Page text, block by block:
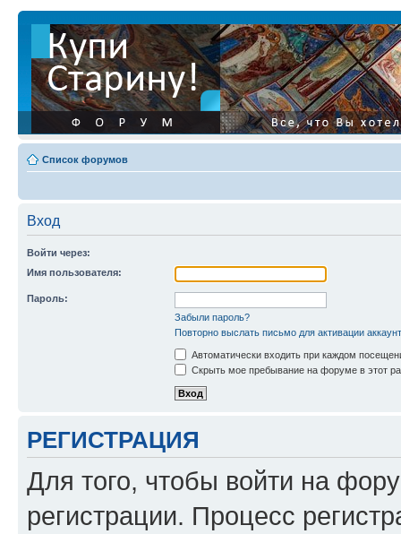
Список форумов
Вход
Войти через:
Имя пользователя:
Пароль:
Забыли пароль?
Повторно выслать письмо для активации
Автоматически входить при каждом
Скрыть мое пребывание на форуме в этот
РЕГИСТРАЦИЯ
Для того, чтобы войти на
регистрации. Процесс